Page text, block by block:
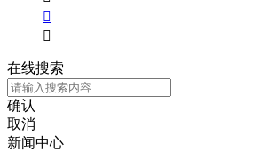


在线搜索
确认
取消
新闻中心